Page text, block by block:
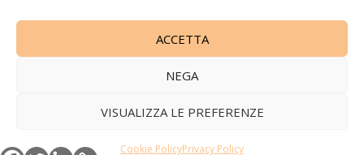
ACCETTA
NEGA
VISUALIZZA LE PREFERENZE
Cookie PolicyPrivacy Policy
La cacciatrice di storie
Privacy Policy |Cookies Policy